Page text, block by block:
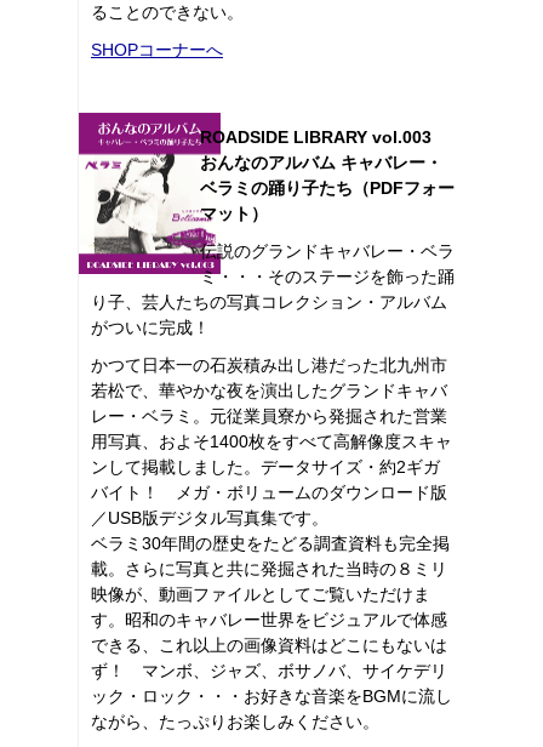
ることのできない。
SHOPコーナーへ
ROADSIDE LIBRARY vol.003
おんなのアルバム キャバレー・
ベラミの踊り子たち（PDFフォー
マット）
伝説のグランドキャバレー・ベラ
ミ・・・そのステージを飾った踊
り子、芸人たちの写真コレクション・アルバム
がついに完成！
かつて日本一の石炭積み出し港だった北九州市
若松で、華やかな夜を演出したグランドキャバ
レー・ベラミ。元従業員寮から発掘された営業
用写真、およそ1400枚をすべて高解像度スキャ
ンして掲載しました。データサイズ・約2ギガ
バイト！ メガ・ボリュームのダウンロード版
／USB版デジタル写真集です。
ベラミ30年間の歴史をたどる調査資料も完全掲
載。さらに写真と共に発掘された当時の８ミリ
映像が、動画ファイルとしてご覧いただけま
す。昭和のキャバレー世界をビジュアルで体感
できる、これ以上の画像資料はどこにもないは
ず！ マンボ、ジャズ、ボサノバ、サイケデリ
ック・ロック・・・お好きな音楽をBGMに流し
ながら、たっぷりお楽しみください。